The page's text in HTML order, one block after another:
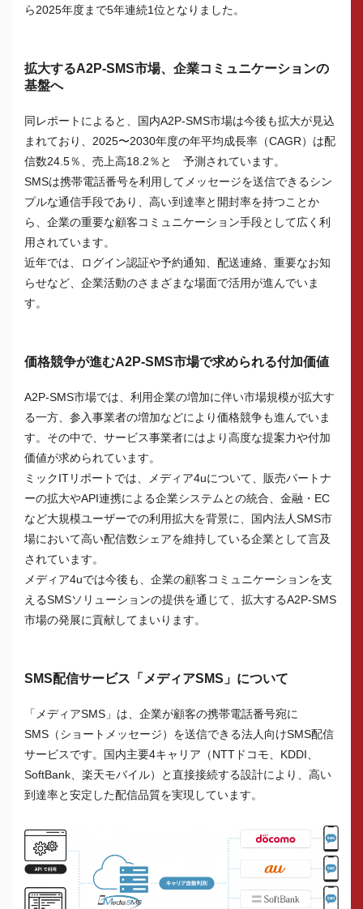
ら2025年度まで5年連続1位となりました。
拡大するA2P-SMS市場、企業コミュニケーションの
基盤へ
同レポートによると、国内A2P-SMS市場は今後も拡大が見込
まれており、2025〜2030年度の年平均成長率（CAGR）は配
信数24.5％、売上高18.2％と 予測されています。
SMSは携帯電話番号を利用してメッセージを送信できるシン
プルな通信手段であり、高い到達率と開封率を持つことか
ら、企業の重要な顧客コミュニケーション手段として広く利
用されています。
近年では、ログイン認証や予約通知、配送連絡、重要なお知
らせなど、企業活動のさまざまな場面で活用が進んでいま
す。
価格競争が進むA2P-SMS市場で求められる付加価値
A2P-SMS市場では、利用企業の増加に伴い市場規模が拡大す
る一方、参入事業者の増加などにより価格競争も進んでいま
す。その中で、サービス事業者にはより高度な提案力や付加
価値が求められています。
ミックITリポートでは、メディア4uについて、販売パートナ
ーの拡大やAPI連携による企業システムとの統合、金融・EC
など大規模ユーザーでの利用拡大を背景に、国内法人SMS市
場において高い配信数シェアを維持している企業として言及
されています。
メディア4uでは今後も、企業の顧客コミュニケーションを支
えるSMSソリューションの提供を通じて、拡大するA2P-SMS
市場の発展に貢献してまいります。
SMS配信サービス「メディアSMS」について
「メディアSMS」は、企業が顧客の携帯電話番号宛に
SMS（ショートメッセージ）を送信できる法人向けSMS配信
サービスです。国内主要4キャリア（NTTドコモ、KDDI、
SoftBank、楽天モバイル）と直接接続する設計により、高い
到達率と安定した配信品質を実現しています。